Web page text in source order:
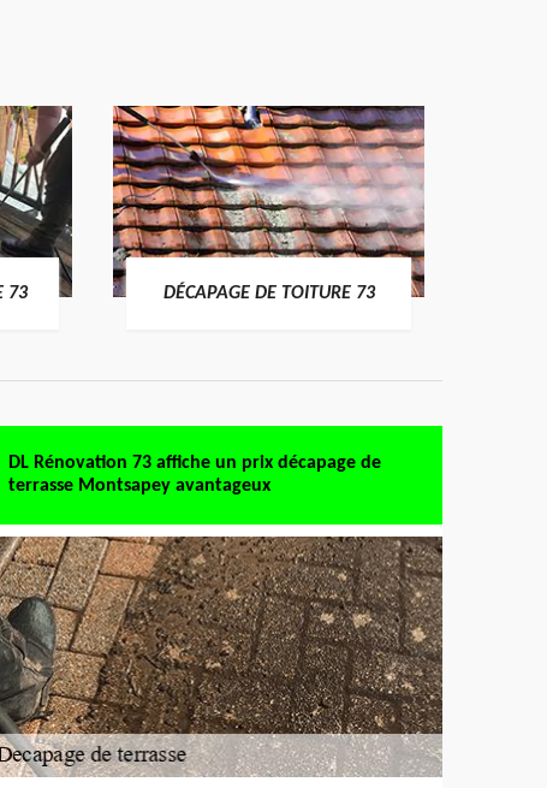
73 DÉCAPAGE DE TOITURE 73
DL Rénovation 73 affiche un prix décapage de
terrasse Montsapey avantageux